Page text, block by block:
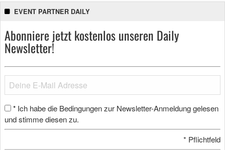
EVENT PARTNER DAILY
Abonniere jetzt kostenlos unseren Daily
Newsletter!
* Ich habe die Bedingungen zur Newsletter-Anmeldung gelesen
und stimme diesen zu.
* Pflichtfeld